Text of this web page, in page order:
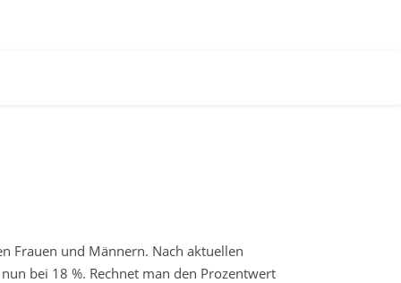
Frauen und Männern. Nach aktuellen
bei 18 %. Rechnet man den Prozentwert